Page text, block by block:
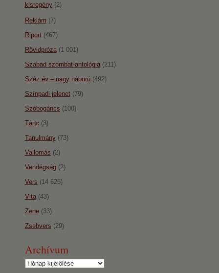
kisregény(2)
Reklám (7)
Riport(467)
Rövidpróza(1 001)
Szabad szombat-antológia(211)
Száz év – nagy háború(492)
Színpadi jelenet(79)
Szóbogáncs (100)
Tánc (3)
Tanulmány(73)
Vallomás (2)
Vendégség(2)
Vers (14 625)
Vita(43)
Zene(33)
Zsebvers (29)
Archívum
Archívum